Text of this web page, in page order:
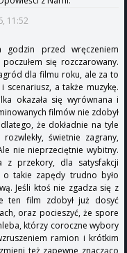
11:52
godzin przed wręczeniem
się rozczarowany.
dla filmu roku, ale za to
scenariusz, a także muzykę.
okazała się wyrównana i
filmów nie zdobył
że dokładnie na tyle
świetnie zagrany,
nie nieprzeciętnie wybitny.
z przekory, dla satysfakcji
takie zapędy trudno było
Jeśli ktoś nie zgadza się z
ten film zdobył już dosyć
oraz pocieszyć, że spore
którzy coroczne wybory
ramion i krótkim